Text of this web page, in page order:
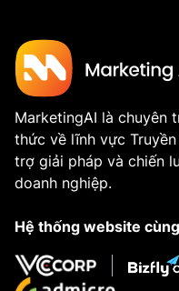
MarketingAI là chuyên
thức về lĩnh vực
trợ giải pháp và chiến
doanh nghiệp.
Hệ thống website